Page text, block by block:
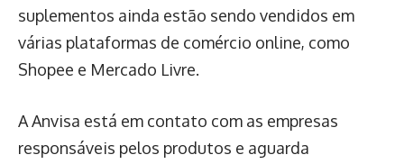
suplementos ainda estão sendo vendidos em
várias plataformas de comércio online, como
Shopee e Mercado Livre.
A Anvisa está em contato com as empresas
responsáveis pelos produtos e aguarda